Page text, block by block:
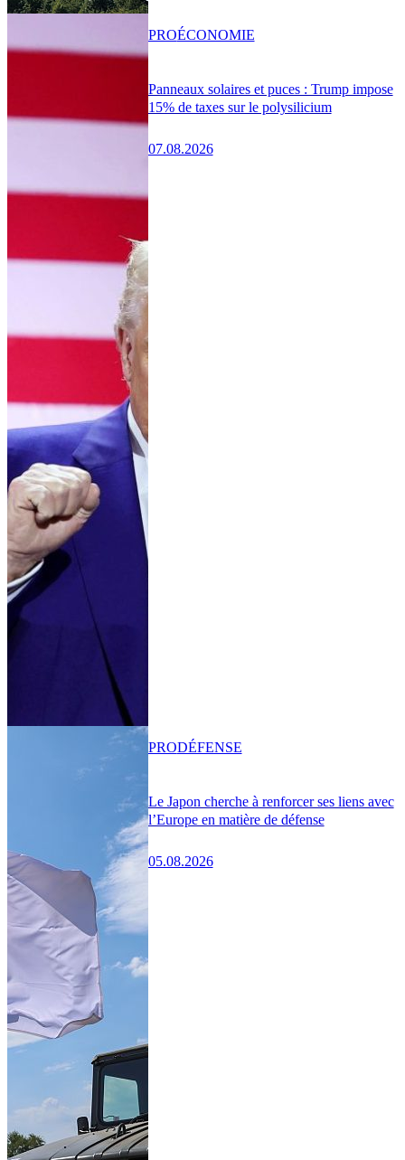
Panneaux solaires et puces : Trump impose
15% de taxes sur le polysilicium
07.08.2026
PROÉCONOMIE
Le Japon cherche à renforcer ses liens avec
l’Europe en matière de défense
05.08.2026
PRODÉFENSE